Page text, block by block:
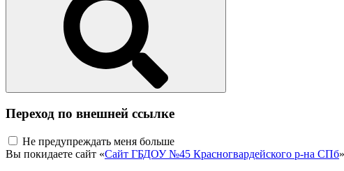
Переход по внешней ссылке
Не предупреждать меня больше
Вы покидаете сайт «Сайт ГБДОУ №45 Красногвардейского р-на СПб